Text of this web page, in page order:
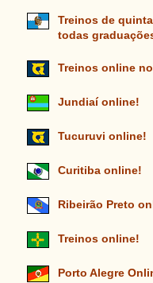
Treinos de quinta
todas
Treinos online
Jundiaí online!
Tucuruvi online!
Curitiba online!
Ribeirão Preto
Treinos online!
Porto Alegre